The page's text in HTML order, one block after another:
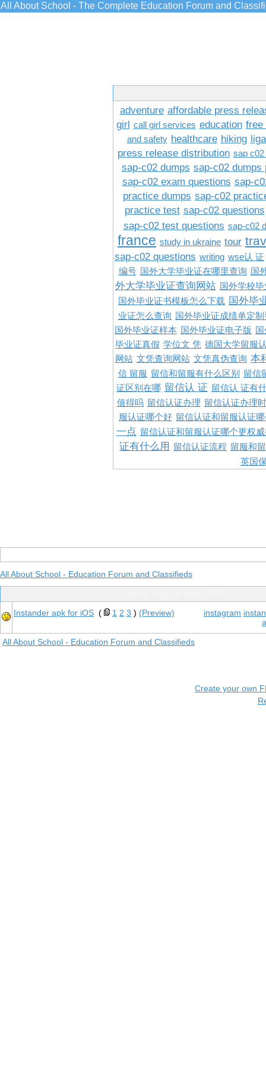
All About School - The Complete Education Forum and
adventure affordable press
girl call girl services education free
and safety healthcare hiking
press release distribution sap
sap-c02 dumps sap-c02 dumps
sap-c02 exam questions sap-
practice dumps sap-c02
practice test sap-c02 questions
sap-c02 test questions sap-c02
france study in ukraine tour
sap-c02 questions writing wse认 证
编号 国外大学毕业证在哪里查询 国
外大学毕业证查询网站 国外学校
国外毕业证书模板怎么下载 国外毕
业证怎么查询
国外毕业证成绩单定
国外毕业证样本
国外毕业证电子版
毕业证真假 学位文 凭 德国大学留服
网站 文凭查询网站 文凭真伪查询 本
信 留服 留信和留服有什么区别
留信
证区别在哪 留信认 证 留信认 证有
值得吗 留信认证办理 留信认证办理
服认证哪个好 留信认证和留服认证
一点 留信认证和留服认证哪个更权
证有什么用 留信认证流程 留服和
英国
All About School - Education Forum and Classifieds
instagram
Instander apk for iOS ( 1 2 3 ) (Preview)
All About School - Education Forum and Classifieds
Create your own